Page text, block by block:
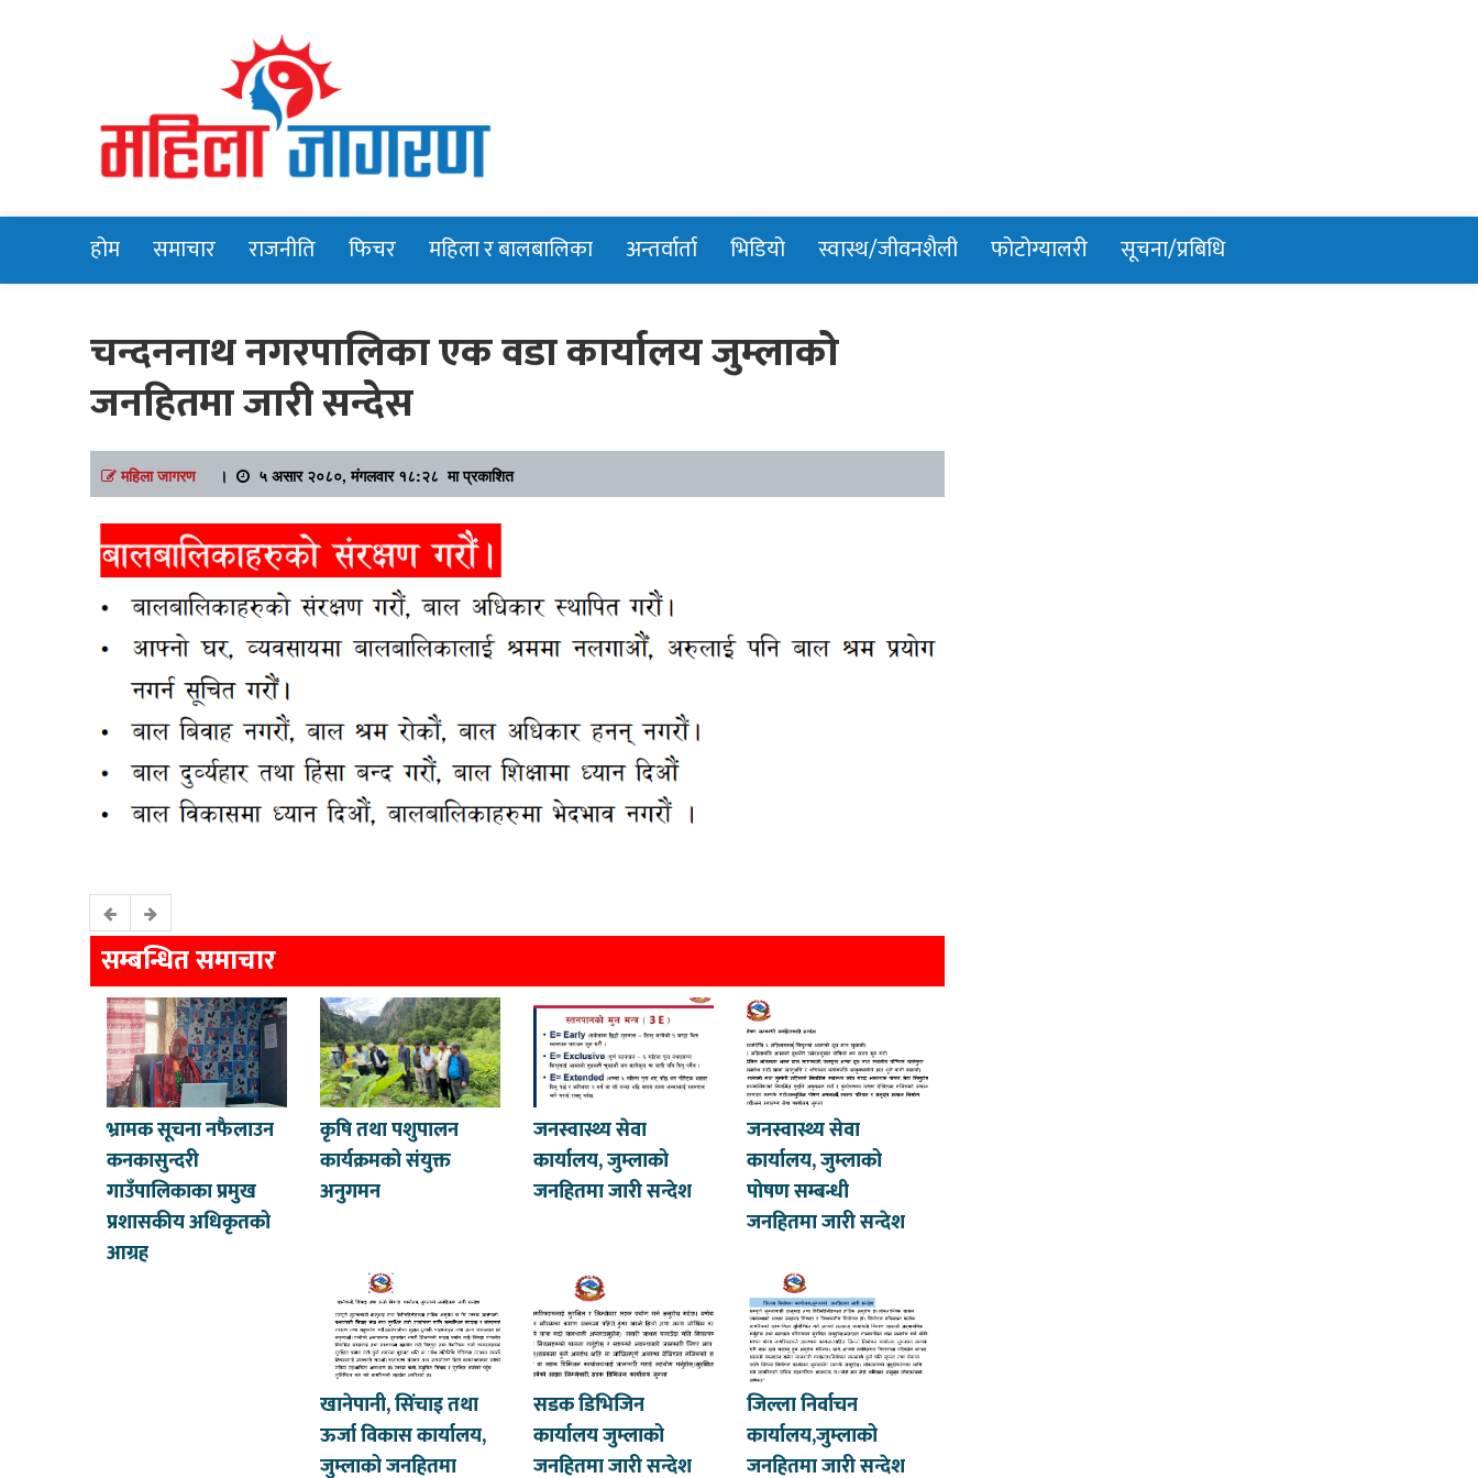
Mahilajagaran
होम समाचार राजनीति फिचर महिला र बालबालिका अन्तर्वार्ता भिडियो स्वास्थ/जीवनशैली फोटोग्यालरी सूचना/प्रबिधि
चन्दननाथ नगरपालिका एक वडा कार्यालय जुम्लाको
जनहितमा जारी सन्देस
महिला जागरण। ५ असार २०८०, मंगलवार १८:२८ मा प्रकाशित
सम्बन्धित समाचार
भ्रामक सूचना नफैलाउन
कनकासुन्दरी
गाउँपालिकाका प्रमुख
प्रशासकीय अधिकृतको
आग्रह
कृषि तथा पशुपालन
कार्यक्रमको संयुक्त
अनुगमन
जनस्वास्थ्य सेवा
कार्यालय, जुम्लाको
जनहितमा जारी सन्देश
जनस्वास्थ्य सेवा
कार्यालय, जुम्लाको
पोषण सम्बन्धी
जनहितमा जारी सन्देश
खानेपानी, सिंचाइ तथा
ऊर्जा विकास कार्यालय,
जुम्लाको जनहितमा
सडक डिभिजिन
कार्यालय जुम्लाको
जनहितमा जारी सन्देश
जिल्ला निर्वाचन
कार्यालय,जुम्लाको
जनहितमा जारी सन्देश